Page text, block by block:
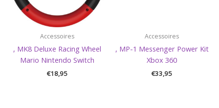
Accessoires
, MK8 Deluxe Racing Wheel
Mario Nintendo Switch
€18,95
Accessoires
, MP-1 Messenger Power Kit
Xbox 360
€33,95